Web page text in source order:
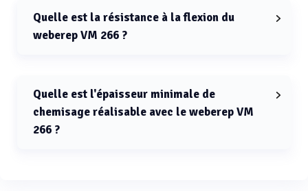
Quelle est la résistance à la flexion du
weberep VM 266 ?
Quelle est l'épaisseur minimale de
chemisage réalisable avec le weberep VM
266 ?